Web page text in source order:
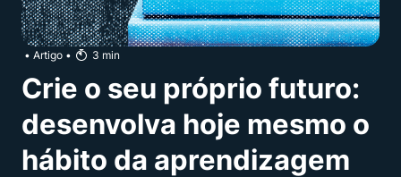
• Artigo • 3 min
Crie o seu próprio futuro:
desenvolva hoje mesmo o
hábito da aprendizagem